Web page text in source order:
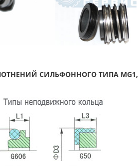
СИЛЬФОННОГО ТИПА MG1,